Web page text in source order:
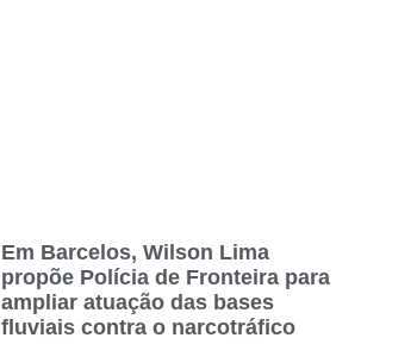
Em Barcelos, Wilson Lima
propõe Polícia de Fronteira para
ampliar atuação das bases
fluviais contra o narcotráfico